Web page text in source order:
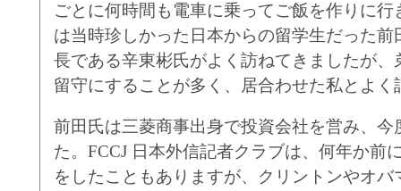
ごとに何時間も電車に乗ってご飯を作りに
は当時珍しかった日本からの留学生だった
長である辛東彬氏がよく訪ねてきましたが、
留守にすることが多く、居合わせた私とよく
前田氏は三菱商事出身で投資会社を営み、今
た。FCCJ 日本外信記者クラブは、何年か前
をしたこともありますが、クリントンやオ